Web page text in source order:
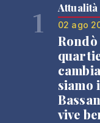
1 Attualità
02 ago
siamo
vive